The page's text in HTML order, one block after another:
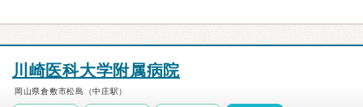
川崎医科大学附属病院
岡山県倉敷市松島（中庄駅）